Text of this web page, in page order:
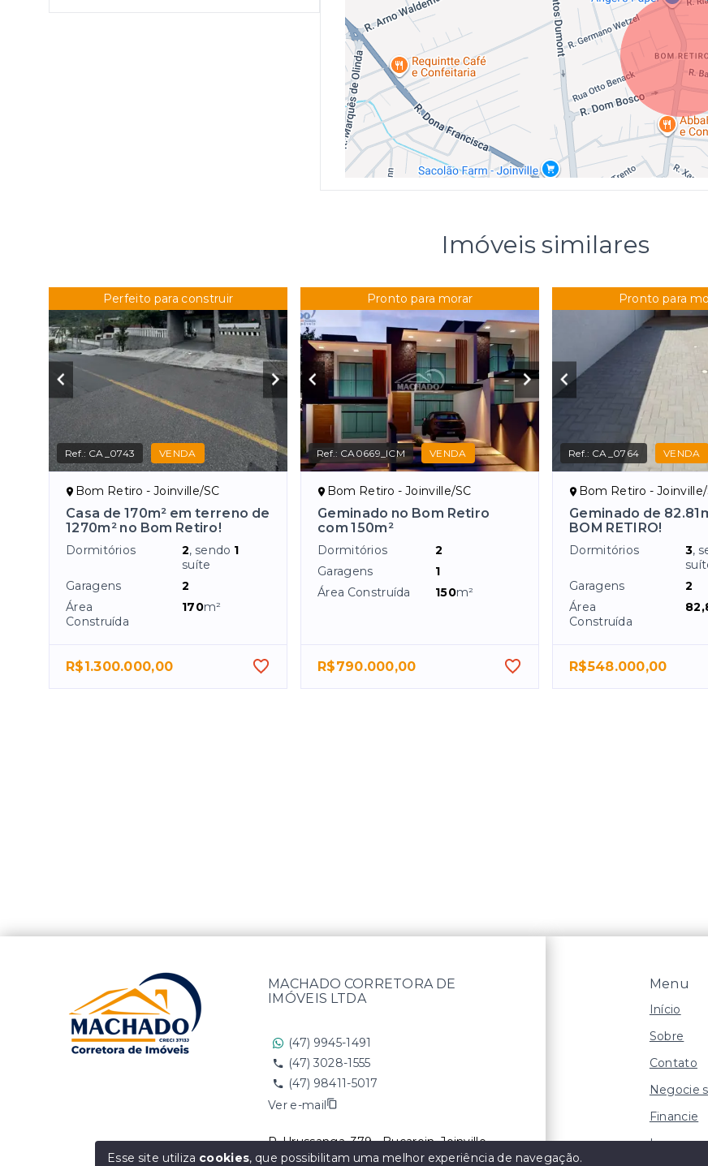
Imóveis similares
Perfeito para construir
Ref.: CA_0743 VENDA
Bom Retiro - Joinville/SC
Casa de 170m² em terreno de
1270m² no Bom Retiro!
Dormitórios 2, sendo 1
suíte
Garagens
2
Área
Construída
170m²
R$1.300.000,00
Pronto para morar
Ref.: CA0669_ICM VENDA
Bom Retiro - Joinville/SC
Geminado no Bom Retiro
com 150m²
Dormitórios
2
Garagens
1
Área Construída
150m²
R$790.000,00
Pronto para
Ref.: CA_0764 VENDA
Bom Retiro - Joinville/
Geminado de
BOM RETIRO!
Dormitórios 3,
Garagens
2
Área
Construída
R$548.000,00
Menu
Início
Sobre
Contato
Negocie
Financie
MACHADO CORRETORA DE
IMÓVEIS LTDA
(47) 9945-1491
(47) 3028-1555
(47) 98411-5017
Ver e-mail
R. Urussanga, 379 - Bucarein, Joinville
SC, 89202-400
Esse site utiliza cookies, que possibilitam uma melhor experiência de navegação.